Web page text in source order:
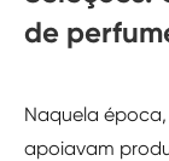
de
Naquela
apoiavam